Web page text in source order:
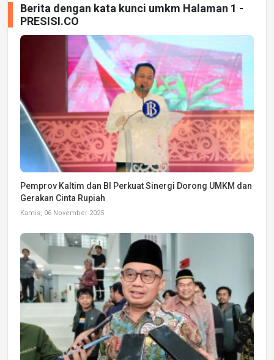
Berita dengan kata kunci umkm Halaman 1 -
PRESISI.CO
Pemprov Kaltim dan BI Perkuat Sinergi Dorong UMKM dan
Gerakan Cinta Rupiah
Kamis, 06 November 2025